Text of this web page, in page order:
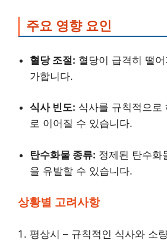
주요 영향 요인
혈당 조절: 혈당이 급격히 떨
가합니다.
식사 빈도: 식사를 규칙적으로
로 이어질 수 있습니다.
탄수화물 종류: 정제된 탄수화
을 유발할 수 있습니다.
상황별 고려사항
평상시 – 규칙적인 식사와 소